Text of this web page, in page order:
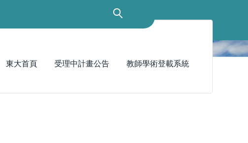
東大首頁 受理中計畫公告 教師學術登載系統